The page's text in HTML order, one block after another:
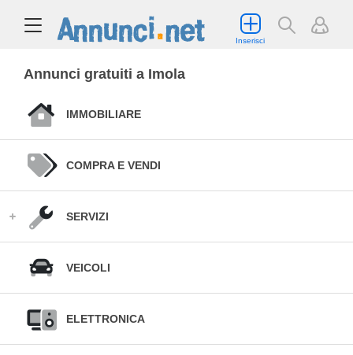
Inserisci
Annunci gratuiti a Imola
IMMOBILIARE
COMPRA E VENDI
SERVIZI
VEICOLI
ELETTRONICA